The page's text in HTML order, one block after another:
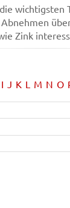
wichtigsten
Zink
I J K L M N O